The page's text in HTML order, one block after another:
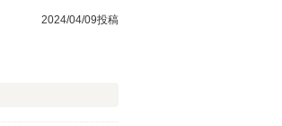
2024/04/09投稿